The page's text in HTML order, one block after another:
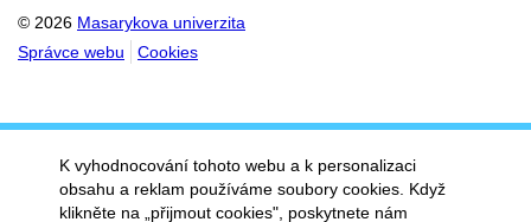
© 2026 Masarykova univerzita
Správce webu
Cookies
K vyhodnocování tohoto webu a k personalizaci
obsahu a reklam používáme soubory cookies. Když
klikněte na „přijmout cookies", poskytnete nám